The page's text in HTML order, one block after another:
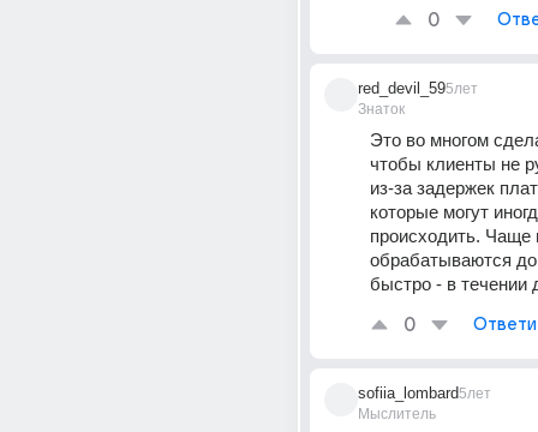
0
red_devil_59
Знаток
5лет
Это во многом
чтобы клиенты не
из-за задержек
которые могут
происходить. Чаще
обрабатываются
быстро - в течении
0
sofiia_lombard
Мыслитель
5лет